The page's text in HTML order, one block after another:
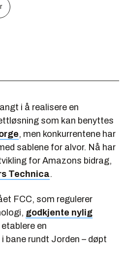
i å realisere en
som kan benyttes
, men konkurrentene har
sablene for alvor. Nå har
for Amazons bidrag,
Technica.
FCC, som regulerer
godkjente nylig
en
rundt Jorden – døpt